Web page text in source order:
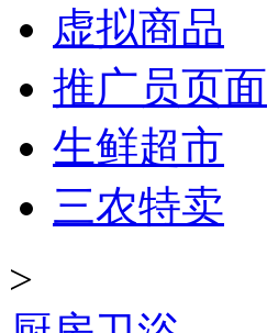
虚拟商品
推广员页面
生鲜超市
三农特卖
>